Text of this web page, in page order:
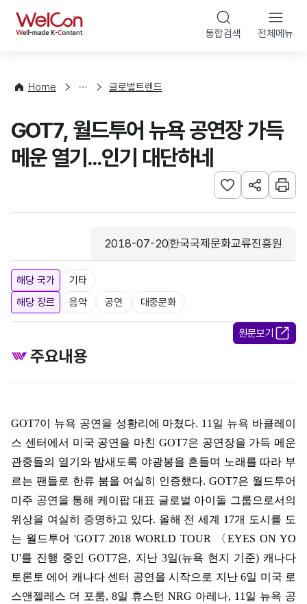
WelCon 통합검색 전체메뉴
Home
향
계
글로벌트렌드
GOT7, 월드투어 뉴욕 공연장 가득
메운 열기...인기 대단하네
관심사 등록하기
URL 공유하
인쇄
등록일
2018-07-20
수집기관
한국국제문화교류진흥원
해당 국가
기타
해당 장르
음악 공연 대중문화
원문보기
주요내용
GOT7이 뉴욕 공연을 성황리에 마쳤다. 11 일 뉴욕 바클레이
스 센터에서 미국 공연을 마친 GOT7은 공연장을 가득 메운
관중들의 열기와 밤새도록 야광봉을 흔들며 노래를 따라 부
르는 팬들로 한류 붐을 여실히 인증했다. GOT7은 월드투어
미주 공연을 통해 케이팝 대표 글로벌 아이돌 그룹으로서의
위상을 여실히 증명하고 있다. 올해 전 세계 17개 도시를 도
는 월드투어 'GOT7 2018 WORLD TOUR 〈 EYES ON YO
U'를 진행 중인GOT7은, 지난 3일(뉴욕 현지 기준) 캐나다
토론토 에어 캐나다 센터 공연을 시작으로 지난6일 미국 로
스앤젤레스 더 포룸, 8일 휴스턴 NRG 아레나, 11 일 뉴욕 공